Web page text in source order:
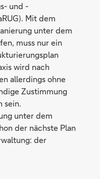
und -
Mit dem
unter dem
muss nur ein
wird nach
allerdings ohne
Zustimmung
sein.
unter dem
der nächste Plan
der